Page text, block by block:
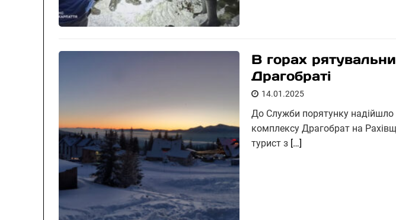
В горах
Драгобраті
14.01.2025
До Служби порятунку надійшло
комплексу Драгобрат на
турист з […]